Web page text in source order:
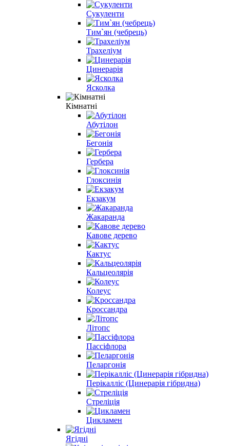
Сукуленти
Тим`ян (чебрець)
Трахеліум
Цинерарія
Ясколка
Кімнатні
Абутілон
Бегонія
Гербера
Глоксинія
Екзакум
Жакаранда
Кавове дерево
Кактус
Кальцеолярія
Колеус
Кроссандра
Літопс
Пассіфлора
Пеларгонія
Перікалліс (Цинерарія гібридна)
Стреліція
Цикламен
Ягідні